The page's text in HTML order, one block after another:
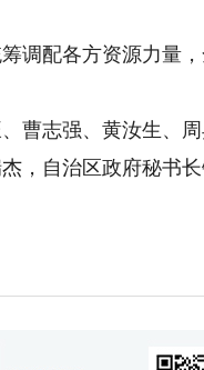
配各方资源力量，
志强、黄汝生、周
，自治区政府秘书